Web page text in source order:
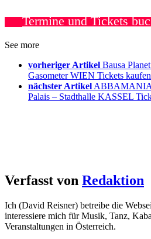
Termine und Tickets
See more
vorheriger Artikel Bausa
Gasometer WIEN Tickets kaufen
nächster ArtikelABBAMANIA
Palais – Stadthalle KASSEL
Verfasst von Redaktion
Ich (David Reisner) betreibe die
interessiere mich für Musik, Tanz,
Veranstaltungen in Österreich.